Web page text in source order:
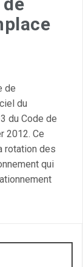
de
du
du Code de
2012. Ce
rotation des
qui